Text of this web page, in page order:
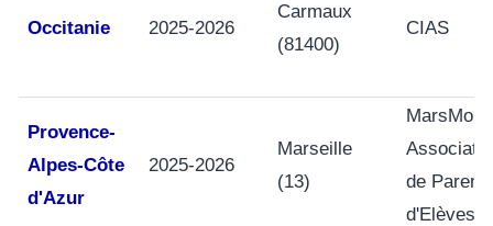
Occitanie 2025-2026
Carmaux
(81400)
CIAS
Provence-
Alpes-Côte
d'Azur
2025-2026
Marseille
(13)
MarsMob
de
d'Elèves